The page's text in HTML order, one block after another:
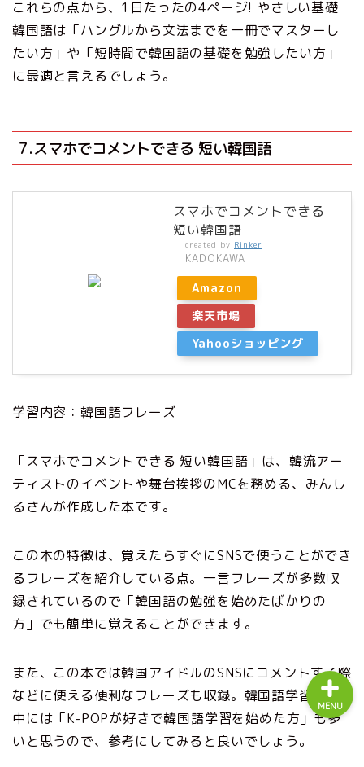
これらの点から、1日たったの4ページ! やさしい基礎
韓国語は「ハングルから文法までを一冊でマスターし
たい方」や「短時間で韓国語の基礎を勉強したい方」
に最適と言えるでしょう。
7.スマホでコメントできる 短い韓国語
スマホでコメントできる
短い韓国語
created by Rinker
KADOKAWA
Amazon
楽天市場
Yahooショッピング
学習内容：韓国語フレーズ
「スマホでコメントできる 短い韓国語」は、韓流アー
ティストのイベントや舞台挨拶のMCを務める、みんし
るさんが作成した本です。
この本の特徴は、覚えたらすぐにSNSで使うことができ
るフレーズを紹介している点。一言フレーズが多数収
録されているので「韓国語の勉強を始めたばかりの
方」でも簡単に覚えることができます。
また、この本では韓国アイドルのSNSにコメントする際
などに使える便利なフレーズも収録。韓国語学習者の
中には「K-POPが好きで韓国語学習を始めた方」も多
いと思うので、参考にしてみると良いでしょう。
MENU
て
掲載のご案内
お問い合わせ